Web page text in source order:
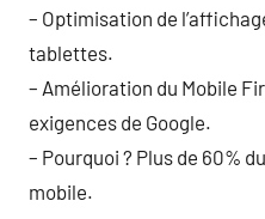
– Optimisation de
tablettes.
– Amélioration du Mobile
exigences de Google.
– Pourquoi ? Plus de 60%
mobile.